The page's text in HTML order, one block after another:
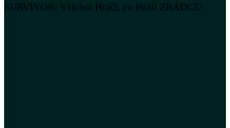
SURVIVOR: Všichni Hráči, co Hráli ZRÁDCE!